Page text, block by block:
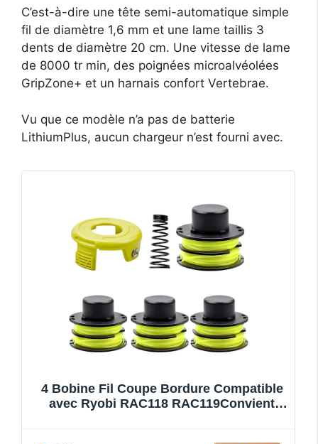
C’est-à-dire une tête semi-automatique simple
fil de diamètre 1,6 mm et une lame taillis 3
dents de diamètre 20 cm. Une vitesse de lame
de 8000 tr min, des poignées microalvéolées
GripZone+ et un harnais confort Vertebrae.
Vu que ce modèle n’a pas de batterie
LithiumPlus, aucun chargeur n’est fourni avec.
4 Bobine Fil Coupe Bordure Compatible
avec Ryobi RAC118 RAC119Convient